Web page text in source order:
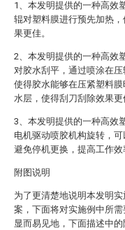
1、本发明提供的一种高效
辊对塑料膜进行预先加热
果更佳。
2、本发明提供的一种高效
对胶水刮平，通过喷涂在
使得胶水能够在压紧塑料
水层，使得刮刀刮除效果更
3、本发明提供的一种高效
电机驱动喷胶机构旋转，
避免停机更换，提高工作效
附图说明
为了更清楚地说明本发明
案，下面将对实施例中所
显而易见地，下面描述中